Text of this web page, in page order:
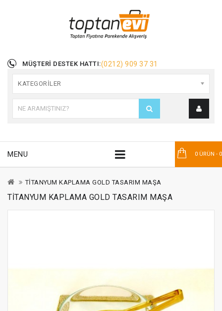
MÜŞTERI DESTEK HATTI:(0212) 909 37 31
KATEGORILER
0 ÜRÜN -
MENU
TİTANYUM KAPLAMA GOLD TASARIM MAŞA
TİTANYUM KAPLAMA GOLD TASARIM MAŞA